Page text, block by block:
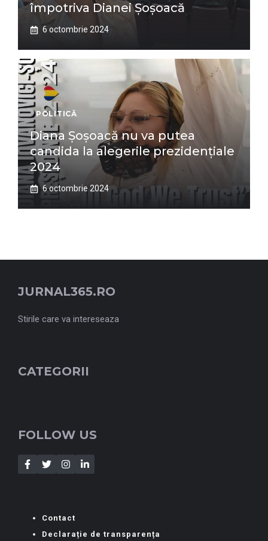
împotriva Dianei Șoșoacă
6 octombrie 2024
POLITICĂ
Diana Șoșoacă nu va putea
candida la alegerile prezidențiale
2024
6 octombrie 2024
JURNAL365.RO
Stirile care va intereseaza
CATEGORII
FOLLOW US
Contact
Declarație de transparența